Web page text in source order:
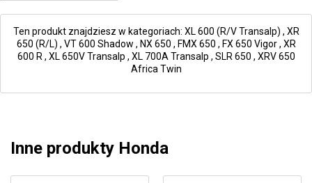
Ten produkt znajdziesz w kategoriach: XL 600 (R/V Transalp) , XR
650 (R/L) , VT 600 Shadow , NX 650 , FMX 650 , FX 650 Vigor, XR
600 R , XL 650V Transalp , XL 700A Transalp , SLR 650 , XRV 650
Africa Twin
Inne produkty Honda